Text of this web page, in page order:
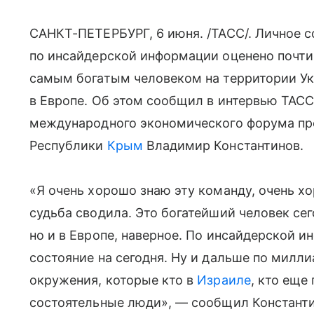
САНКТ-ПЕТЕРБУРГ, 6 июня. /ТАСС/. Личное
по инсайдерской информации оценено
самым богатым человеком на территории
в Европе. Об этом сообщил в интервью
международного экономического форума
Республики Крым Владимир Константинов.
«Я очень хорошо знаю эту команду, очень
судьба сводила. Это богатейший человек
но и в Европе, наверное. По инсайдерской
состояние на сегодня. Ну и дальше по
окружения, которые кто в Израиле, кто еще
состоятельные люди», — сообщил